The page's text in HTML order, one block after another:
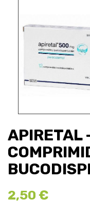
APIRETAL
2,50 €